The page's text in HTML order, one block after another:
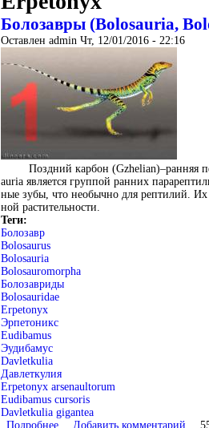
Болозавры (Bolosauria,
Оставлен adminЧт, 12/01/2016 - 22:16
По­зд­ний ка­р­бон (Gz­he­l­ian)–ран­няя
au­ria яв­ляе­тся груп­пой ран­них
ные зубы, что нео­бы­чно для ре­п­ти­лий.
ной ра­с­ти­те­ль­но­сти.
Теги:
Болозавр
Bolosaurus
Bolosauria
Bolosauromorpha
Болозавриды
Bolosauridae
Erpetonyx
Эрпетоникс
Eudibamus
Эудибамус
Davletkulia
Давлеткулия
Erpetonyx arsenaultorum
Eudibamus cursoris
Davletkulia gigantea
Подробнеео Болозавры (Bolosauria,
Добавить комментарий